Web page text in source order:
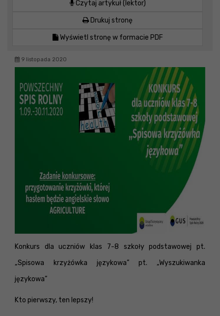
Czytaj artykuł (lektor)
Drukuj stronę
Wyświetl stronę w formacie PDF
9 listopada 2020
Konkurs dla uczniów klas 7-8 szkoły podstawowej pt.
„Spisowa krzyżówka językowa” pt. „Wyszukiwanka
językowa”
Kto pierwszy, ten lepszy!